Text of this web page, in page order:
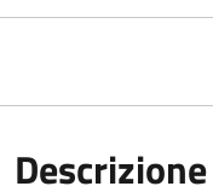
Descrizione